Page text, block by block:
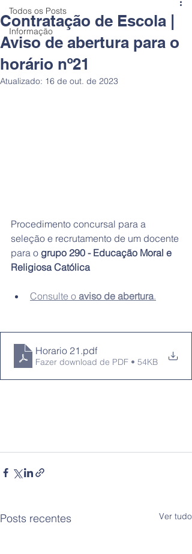
Todos os Posts
Informação
Contratação de Escola |
Aviso de abertura para o
horário nº21
Atualizado: 16 de out. de 2023
Procedimento concursal para a
seleção e recrutamento de um docente
para o grupo 290 - Educação Moral e
Religiosa Católica
Consulte o aviso de abertura.
Horario 21 .pdf
Fazer download de PDF • 54KB
Posts recentes Ver tudo